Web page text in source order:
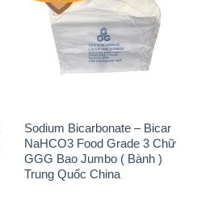
Sodium Bicarbonate – Bicar
NaHCO3 Food Grade 3 Chữ
GGG Bao Jumbo ( Bành )
Trung Quốc China